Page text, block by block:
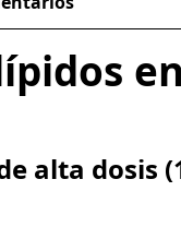
alta dosis